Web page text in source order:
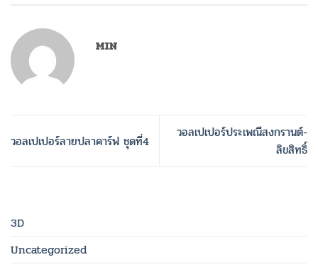
3D
Uncategorized
MIN
วอลเปเปอร์ลายปลาคาร์ฟ ชุดที่4
วอลเปเปอร์ประเพณีสงกรานต์-
ลิขสิทธิ์